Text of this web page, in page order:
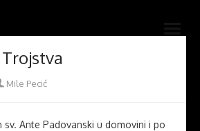
open
Mile Pecić
sv. Ante Padovanski u domovini i po